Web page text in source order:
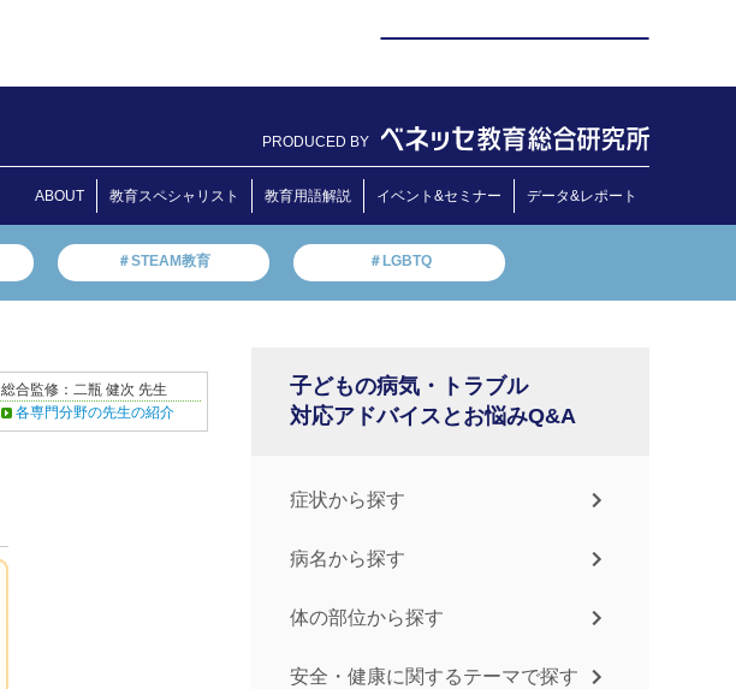
PRODUCED BY
ABOUT 教育スペシャリスト 教育用語解説 イベント&セミナー データ&レポート
＃STEAM教育 ＃LGBTQ
総合監修：二瓶 健次 先生
各専門分野の先生の紹介
子どもの病気・トラブル
対応アドバイスとお悩みQ&A
症状から探す
病名から探す
体の部位から探す
安全・健康に関するテーマで探す